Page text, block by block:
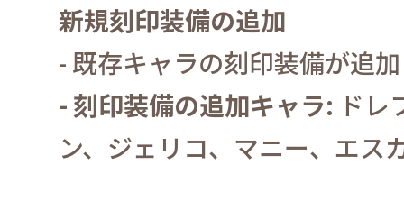
新規刻印装備の追加
- 既存キャラの刻印装備が追
- 刻印装備の追加キャラ: ドレ
ン、ジェリコ、マニー、エス